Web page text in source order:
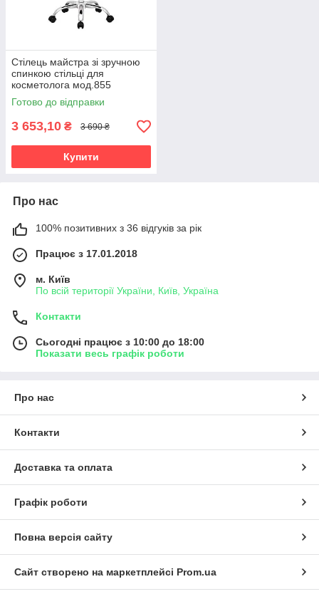
Стілець майстра зі зручною
спинкою стільці для
косметолога мод.855
БЕЖЕВИЙ
Готово до відправки
3 653,10 ₴ 3 690 ₴
Купити
Про нас
100% позитивних з 36 відгуків за рік
Працює з 17.01.2018
м. Київ
По всій території України, Київ, Україна
Контакти
Сьогодні працює з 10:00 до 18:00
Показати весь графік роботи
Про нас
Контакти
Доставка та оплата
Графік роботи
Повна версія сайту
Сайт створено на маркетплейсі Prom.ua